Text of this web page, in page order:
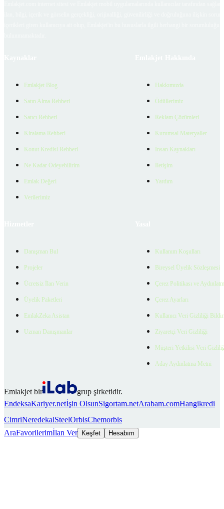
Emlakjet Blog
Satın Alma Rehberi
Satıcı Rehberi
Kiralama Rehberi
Konut Kredisi Rehberi
Ne Kadar Ödeyebilirim
Emlak Değeri
Verilerimiz
Hakkımızda
Ödüllerimiz
Reklam Çözümleri
Kurumsal Materyaller
İnsan Kaynakları
İletişim
Yardım
Danışman Bul
Projeler
Ücretsiz İlan Verin
Üyelik Paketleri
EmlakZeka Asistan
Uzman Danışmanlar
Kullanım Koşulları
Bireysel Üyelik Sözleşmesi
Çerez Politikası ve
Çerez Ayarları
Kullanıcı Veri Gizliliği
Ziyaretçi Veri Gizliliği
Müşteri Yetkilisi Veri
Aday Aydınlatma Metni
Emlakjet bir
grup şirketidir.
EndeksaKariyer.netİşin OlsunSigortam.netArabam.comHangikredi
CimriNeredekalSteelOrbisChemorbis
AraFavorilerimİlan Ver Keşfet Hesabım